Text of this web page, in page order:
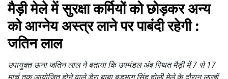
मैड़ी मेले में सुरक्षा कर्मियों को छोड़कर अन्य
को आग्नेय अस्त्र लाने पर पाबंदी रहेगी :
जतिन लाल
उपायुक्त ऊना जतिन लाल ने बताया कि उपमंडल अंब स्थित मैड़ी में 7 से 17